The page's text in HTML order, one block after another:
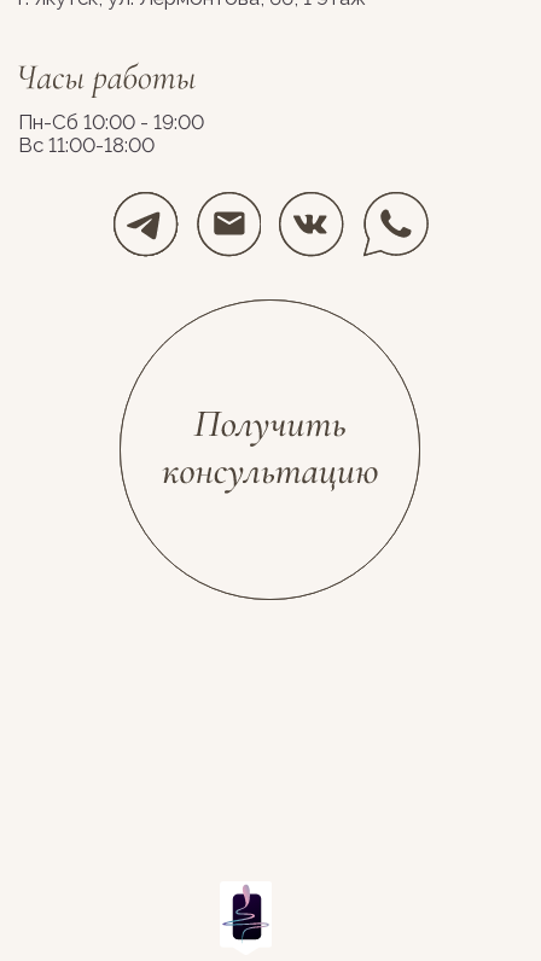
Космос Декор, 2026 Разработка сайта
stolyarovadesign.ru